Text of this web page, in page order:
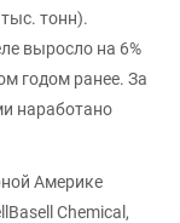
тонн).
выросло на 6%
годом ранее. За
наработано
Америке
Chemical,